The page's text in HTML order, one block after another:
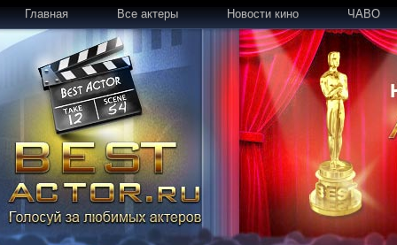
Главная Все актеры Новости кино ЧАВО